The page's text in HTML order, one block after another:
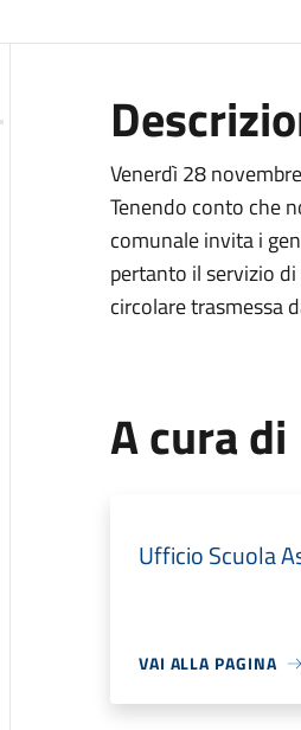
Venerdì 28
Tenendo conto che
comunale invita i
pertanto il servizio
circolare trasmessa
A cura di
Ufficio Scuola
VAI ALLA PAGINA